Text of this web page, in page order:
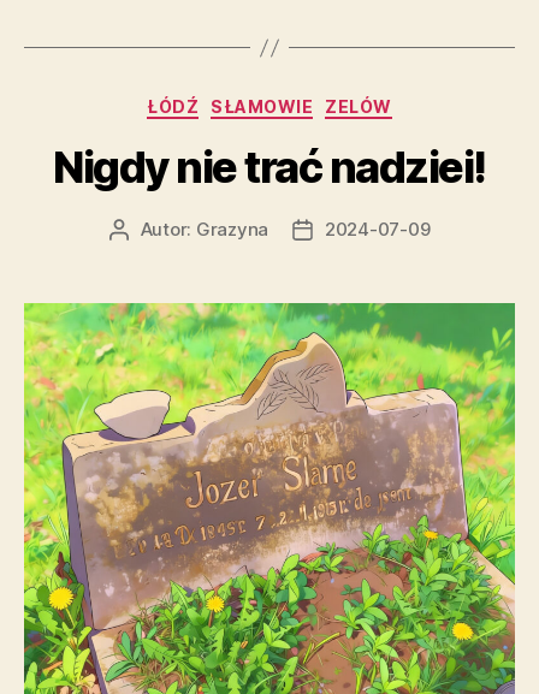
Kategorie
ŁÓDŹ SŁAMOWIE ZELÓW
Nigdy nie trać nadziei!
AutorAutor: Grazyna
Data2024-07-09